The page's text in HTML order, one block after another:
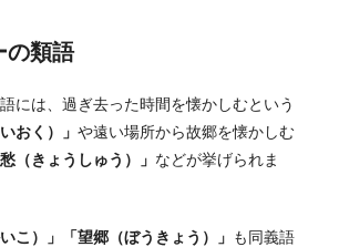
の類語
には、過ぎ去った時間を懐かしむという
おく）」 や遠い場所から故郷を懐かしむ
愁（きょうしゅう）」 などが挙げられま
いこ）」「望郷（ぼうきょう）」 も同義語